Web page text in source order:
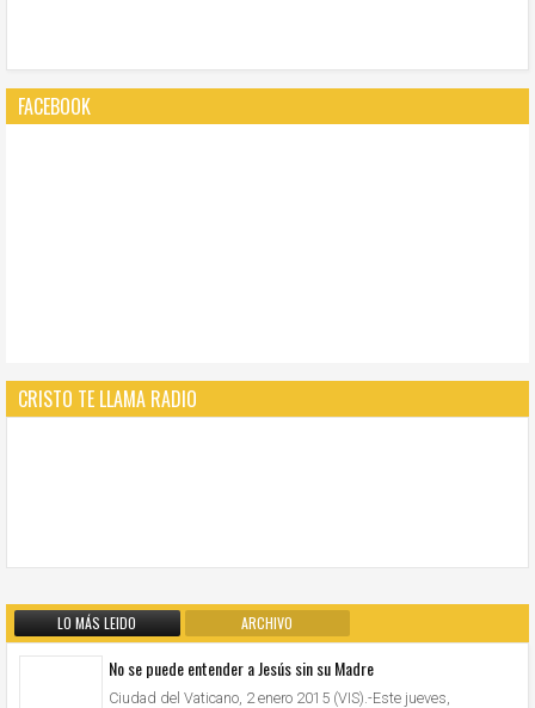
FACEBOOK
CRISTO TE LLAMA RADIO
LO MÁS LEIDO ARCHIVO
No se puede entender a Jesús sin su Madre
Ciudad del Vaticano, 2 enero 2015 (VIS).-Este jueves,